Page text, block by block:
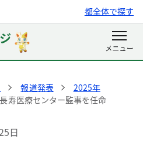
都全体で探す
報道発表
2025年
寿医療センター監事を任命
日